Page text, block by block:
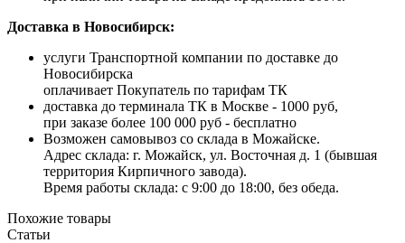
Доставка в Новосибирск:
услуги Транспортной компании по доставке до
Новосибирска
оплачивает Покупатель по тарифам ТК
доставка до терминала ТК в Москве - 1000 руб,
при заказе более 100 000 руб - бесплатно
Возможен самовывоз со склада в Можайске.
Адрес склада: г. Можайск, ул. Восточная д. 1 (бывшая
территория Кирпичного завода).
Время работы склада: с 9:00 до 18:00, без обеда.
Похожие товары
Статьи